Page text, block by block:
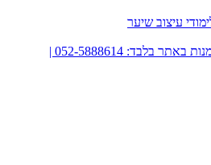
לשירות לקוחות לגבי הזמנות באתר בלבד: 052-5888614 |